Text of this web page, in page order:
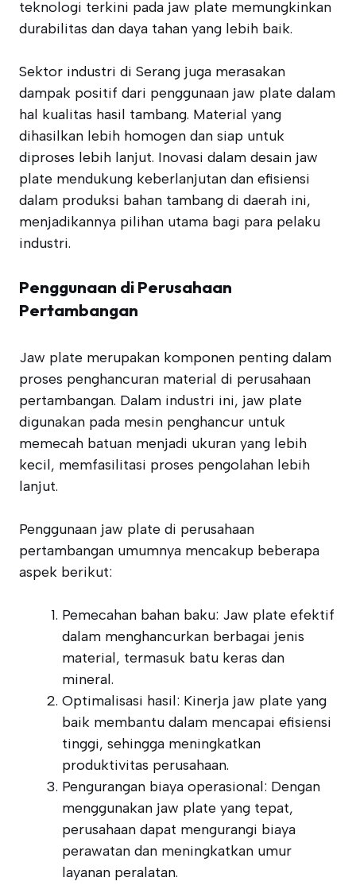
teknologi terkini pada jaw plate memungkinkan
durabilitas dan daya tahan yang lebih baik.
Sektor industri di Serang juga merasakan
dampak positif dari penggunaan jaw plate dalam
hal kualitas hasil tambang. Material yang
dihasilkan lebih homogen dan siap untuk
diproses lebih lanjut. Inovasi dalam desain jaw
plate mendukung keberlanjutan dan efisiensi
dalam produksi bahan tambang di daerah ini,
menjadikannya pilihan utama bagi para pelaku
industri.
Penggunaan di Perusahaan
Pertambangan
Jaw plate merupakan komponen penting dalam
proses penghancuran material di perusahaan
pertambangan. Dalam industri ini, jaw plate
digunakan pada mesin penghancur untuk
memecah batuan menjadi ukuran yang lebih
kecil, memfasilitasi proses pengolahan lebih
lanjut.
Penggunaan jaw plate di perusahaan
pertambangan umumnya mencakup beberapa
aspek berikut:
Pemecahan bahan baku: Jaw plate efektif
dalam menghancurkan berbagai jenis
material, termasuk batu keras dan
mineral.
Optimalisasi hasil: Kinerja jaw plate yang
baik membantu dalam mencapai efisiensi
tinggi, sehingga meningkatkan
produktivitas perusahaan.
Pengurangan biaya operasional: Dengan
menggunakan jaw plate yang tepat,
perusahaan dapat mengurangi biaya
perawatan dan meningkatkan umur
layanan peralatan.